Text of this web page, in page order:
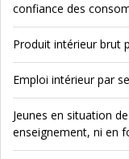
confiance des
Produit intérieur brut
Emploi intérieur par
Jeunes en situation
enseignement, ni en